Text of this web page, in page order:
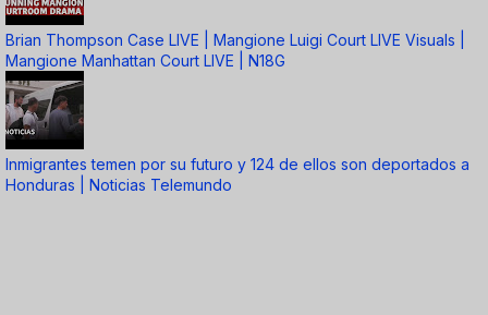
Brian Thompson Case LIVE | Mangione Luigi Court LIVE Visuals |
Mangione Manhattan Court LIVE | N18G
Inmigrantes temen por su futuro y 124 de ellos son deportados a
Honduras | Noticias Telemundo